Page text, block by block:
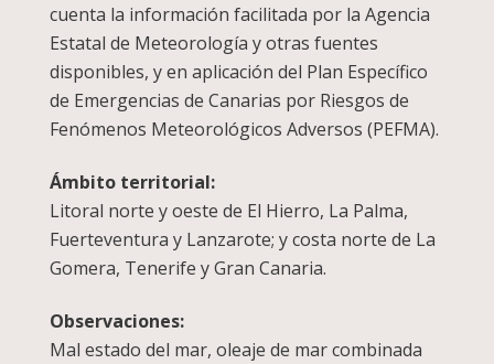
cuenta la información facilitada por la Agencia
Estatal de Meteorología y otras fuentes
disponibles, y en aplicación del Plan Específico
de Emergencias de Canarias por Riesgos de
Fenómenos Meteorológicos Adversos (PEFMA).
Ámbito territorial:
Litoral norte y oeste de El Hierro, La Palma,
Fuerteventura y Lanzarote; y costa norte de La
Gomera, Tenerife y Gran Canaria.
Observaciones:
Mal estado del mar, oleaje de mar combinada